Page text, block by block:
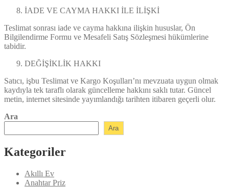
İADE VE CAYMA HAKKI İLE İLİŞKİ
Teslimat sonrası iade ve cayma hakkına ilişkin hususlar, Ön
Bilgilendirme Formu ve Mesafeli Satış Sözleşmesi hükümlerine
tabidir.
DEĞİŞİKLİK HAKKI
Satıcı, işbu Teslimat ve Kargo Koşulları’nı mevzuata uygun olmak
kaydıyla tek taraflı olarak güncelleme hakkını saklı tutar. Güncel
metin, internet sitesinde yayımlandığı tarihten itibaren geçerli olur.
Ara
Ara
Kategoriler
Akıllı Ev
Anahtar Priz